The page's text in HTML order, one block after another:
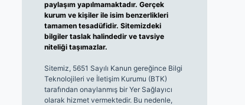
paylaşım yapılmamaktadır. Gerçek
kurum ve kişiler ile isim benzerlikleri
tamamen tesadüfidir. Sitemizdeki
bilgiler taslak halindedir ve tavsiye
niteliği taşımazlar.
Sitemiz, 5651 Sayılı Kanun gereğince Bilgi
Teknolojileri ve İletişim Kurumu (BTK)
tarafından onaylanmış bir Yer Sağlayıcı
olarak hizmet vermektedir. Bu nedenle,